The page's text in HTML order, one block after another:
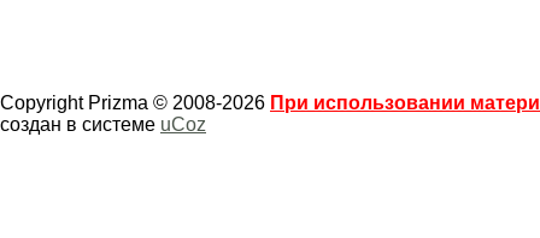
Copyright Prizma © 2008-2026 При использовании
создан в системе uCoz